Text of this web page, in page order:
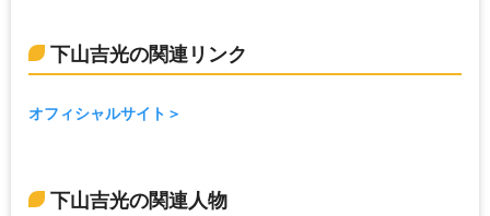
下山吉光の関連リンク
オフィシャルサイト
下山吉光の関連人物